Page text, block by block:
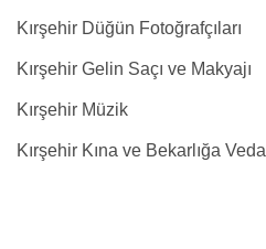
Kırşehir Düğün Fotoğrafçıları
Kırşehir Gelin Saçı ve Makyajı
Kırşehir Müzik
Kırşehir Kına ve Bekarlığa Veda